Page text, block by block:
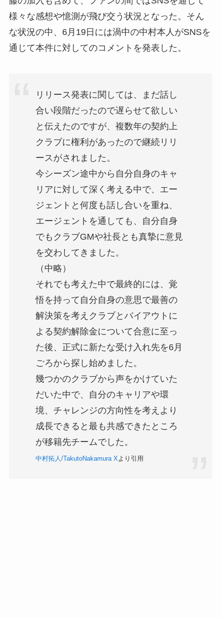
様々な感想や憶測が飛び交う状況となった。そん
な状況の中、6月19日には渦中の中村本人がSNSを
通じて本件に対してのコメントを発表した。
リリース発表に関しては、まだ話し
合い段階だったので遅らせて欲しい
と伝えたのですが、複数年の契約上
クラブに権利があったので継続リリ
ースがされました。
今シーズン途中から自分自身のキャ
リアに対して深く考える中で、エー
ジェントと何度も話し合いを重ね、
エージェントを通しても、自分自身
でもクラブGMや社長とも真摯に意見
を交わしてきました。
（中略）
それでも考えた中で最終的には、覚
悟を持って自分自身の意思で最善の
解決策を考えクラブとバイアウトに
よる契約解除金について合意に至っ
た後、正式に新たな受け入れ先を6月
ごろから探し始めました。
幾つかのクラブから声をかけていた
だいた中で、自分のキャリアや環
境、チャレンジの方向性を考えより
成長できると最も共感できたところ
が移籍先チームでした。
中村拓人/TakutoNakamura X より引用